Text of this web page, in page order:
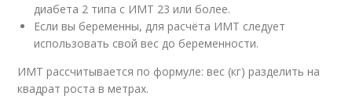
диабета 2 типа с ИМТ 23 или более.
Если вы беременны, для расчёта ИМТ следует
использовать свой вес до беременности.
ИМТ рассчитывается по формуле: вес (кг) разделить на
квадрат роста в метрах.